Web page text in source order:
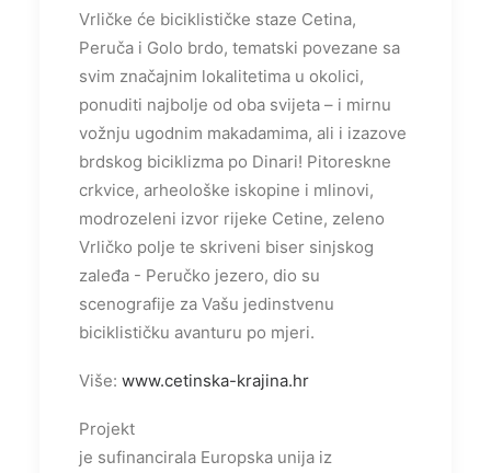
Vrličke će biciklističke staze Cetina,
Peruča i Golo brdo, tematski povezane sa
svim značajnim lokalitetima u okolici,
ponuditi najbolje od oba svijeta – i mirnu
vožnju ugodnim makadamima, ali i izazove
brdskog biciklizma po Dinari! Pitoreskne
crkvice, arheološke iskopine i mlinovi,
modrozeleni izvor rijeke Cetine, zeleno
Vrličko polje te skriveni biser sinjskog
zaleđa - Peručko jezero, dio su
scenografije za Vašu jedinstvenu
biciklističku avanturu po mjeri.
Više: www.cetinska-krajina.hr
Projekt
je sufinancirala Europska unija iz